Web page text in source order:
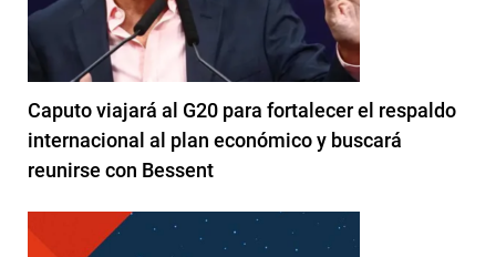
Caputo viajará al G20 para fortalecer el respaldo
internacional al plan económico y buscará
reunirse con Bessent